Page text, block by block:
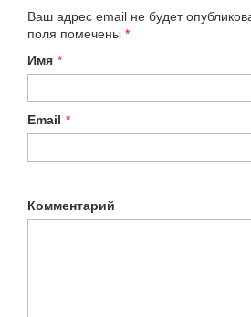
Ваш адрес email не будет
поля помечены *
Имя *
Email *
Комментарий